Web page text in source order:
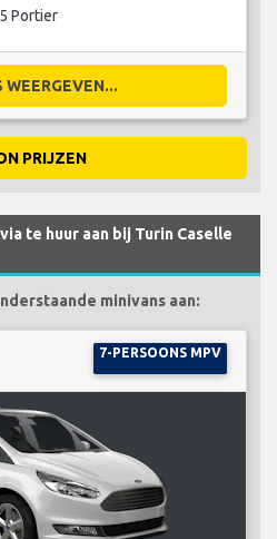
5 Portier
WEERGEVEN...
PRIJZEN
te huur aan bij Turin Caselle
minivans aan:
7-PERSOONS MPV